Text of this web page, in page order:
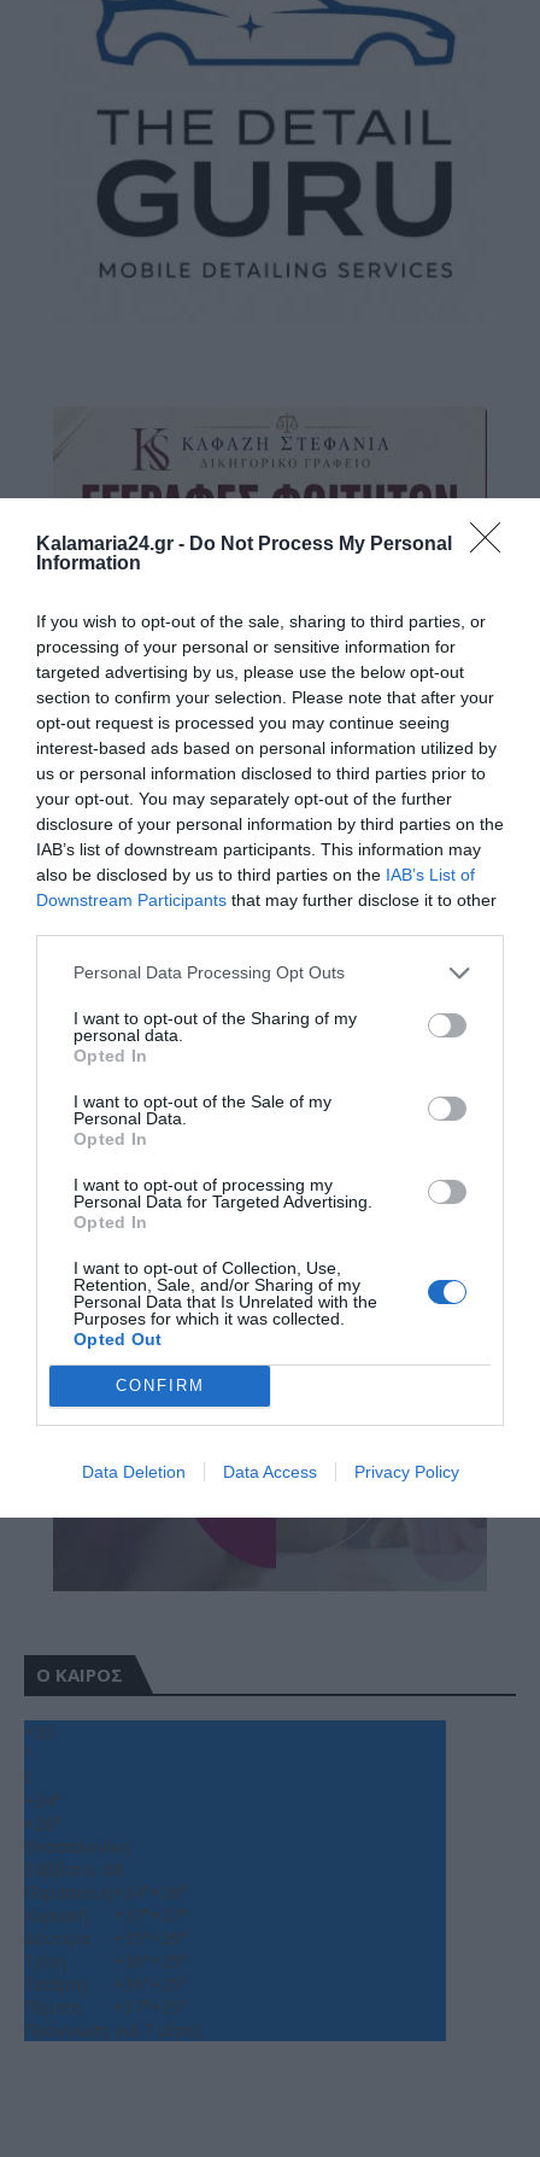
Kalamaria24.gr - Do Not Process My Personal
Information
If you wish to opt-out of the sale, sharing to third parties, or
processing of your personal or sensitive information for
targeted advertising by us, please use the below opt-out
section to confirm your selection. Please note that after your
opt-out request is processed you may continue seeing
interest-based ads based on personal information utilized by
us or personal information disclosed to third parties prior to
your opt-out. You may separately opt-out of the further
disclosure of your personal information by third parties on the
IAB’s list of downstream participants. This information may
also be disclosed by us to third parties on the IAB’s List of
Downstream Participants that may further disclose it to other
Personal Data Processing Opt Outs
I want to opt-out of the Sharing of my
personal data.
Opted In
I want to opt-out of the Sale of my
Personal Data.
Opted In
I want to opt-out of processing my
Personal Data for Targeted Advertising.
Opted In
I want to opt-out of Collection, Use,
Retention, Sale, and/or Sharing of my
Personal Data that Is Unrelated with the
Purposes for which it was collected.
Opted Out
CONFIRM
Data Deletion Data Access Privacy Policy
Ο ΚΑΙΡΟΣ
+33
°
C
+34°
+26°
Θεσσαλονίκη
Σάββατο, 08
Παρασκευή+34°+26°
Κυριακή
+37°+27°
Δευτέρα
+35°+26°
Τρίτη
+36°+25°
Τετάρτη
+36°+25°
Πέμπτη
+37°+25°
Πρόγνωση για 7 μέρες